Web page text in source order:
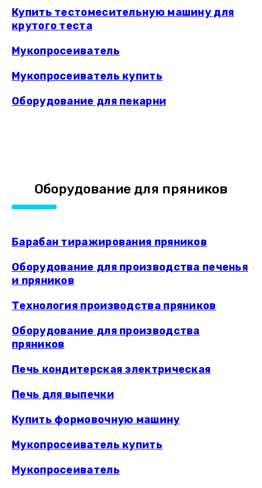
Купить тестомесительную машину для
крутого теста
Мукопросеиватель
Мукопросеиватель купить
Оборудование для пекарни
Оборудование для пряников
Барабан тиражирования пряников
Оборудование для производства печенья
и пряников
Технология производства пряников
Оборудование для производства
пряников
Печь кондитерская электрическая
Печь для выпечки
Купить формовочную машину
Мукопросеиватель купить
Мукопросеиватель